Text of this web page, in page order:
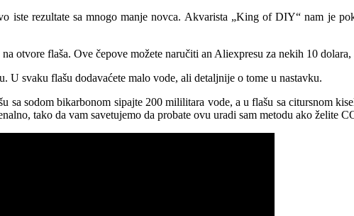
iste rezultate sa mnogo manje novca. Akvarista „King of DIY“ nam je
otvore flaša. Ove čepove možete naručiti an Aliexpresu za nekih 10
U svaku flašu dodavaćete malo vode, ali detaljnije o tome u nastavku.
sa sodom bikarbonom sipajte 200 mililitara vode, a u flašu sa citursnom
tako da vam savetujemo da probate ovu uradi sam metodu ako želite